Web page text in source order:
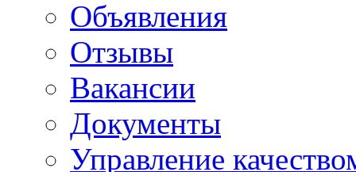
Объявления
Отзывы
Вакансии
Документы
Управление